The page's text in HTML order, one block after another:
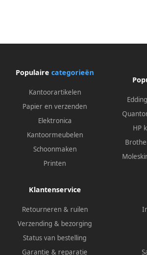
Populaire categorieën
Kantoorartikelen
Papier en verzenden
Elektronica
Kantoormeubelen
Schoonmaken
Printen
HP
Klantenservice
Retourneren & ruilen
Verzending & bezorging
Status van bestelling
Garantie & reparatie